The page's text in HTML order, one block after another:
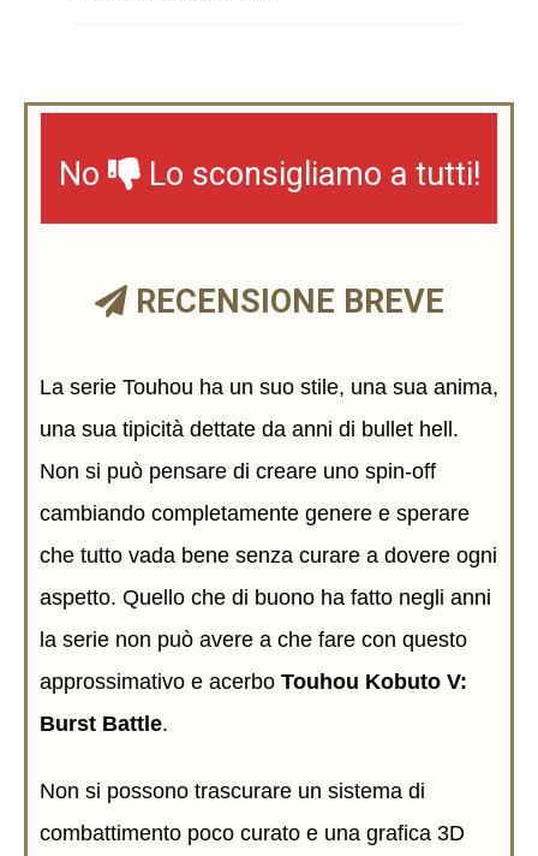
No Lo sconsigliamo a tutti!
RECENSIONE BREVE
La serie Touhou ha un suo stile, una sua anima,
una sua tipicità dettate da anni di bullet hell.
Non si può pensare di creare uno spin-off
cambiando completamente genere e sperare
che tutto vada bene senza curare a dovere ogni
aspetto. Quello che di buono ha fatto negli anni
la serie non può avere a che fare con questo
approssimativo e acerbo Touhou Kobuto V:
Burst Battle.
Non si possono trascurare un sistema di
combattimento poco curato e una grafica 3D